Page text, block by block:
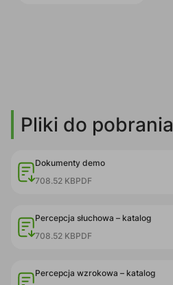
Pliki do pobrania
Dokumenty demo
708.52 KBPDF
Percepcja słuchowa – katalog
708.52 KBPDF
Percepcja wzrokowa – katalog